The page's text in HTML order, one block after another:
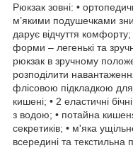
Рюкзак зовні: •
м’якими подушечками
дарує відчуття
форми – легенькі та
рюкзак в зручному
розподілити
флісовою підкладкою для
кишені; • 2 еластичні
з водою; • потайна
секретиків; • м'яка
всередині та